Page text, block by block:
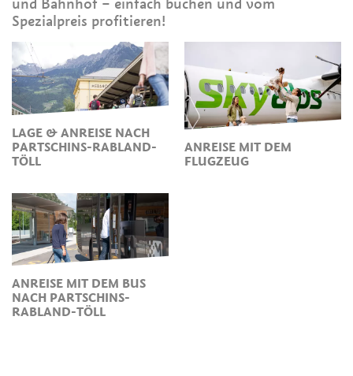
Spezialpreis profitieren!
LAGE & ANREISE NACH
PARTSCHINS-RABLAND-
TÖLL
ANREISE MIT DEM
FLUGZEUG
ANREISE MIT DEM BUS
NACH PARTSCHINS-
RABLAND-TÖLL